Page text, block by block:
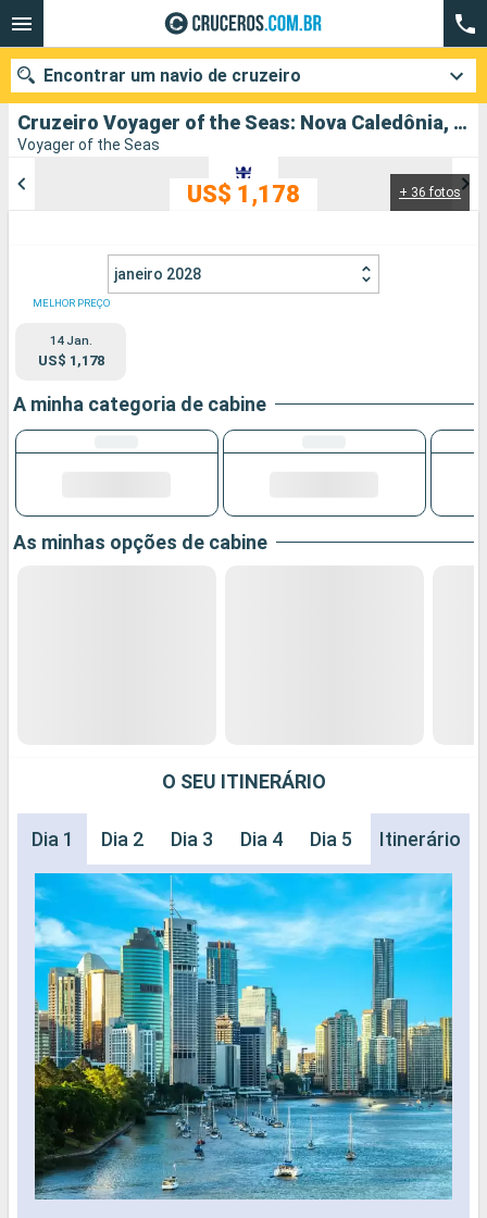
Cruzeiro Voyager of the Seas: Nova Caledônia, Austrália partindo de Brisbane
Voyager of the Seas
+ 36 fotos
US$ 1,178
janeiro 2028
MELHOR PREÇO
14 Jan.
US$ 1,178
A minha categoria de cabine
As minhas opções de cabine
O SEU ITINERÁRIO
Dia 1 Dia 2 Dia 3 Dia 4 Dia 5 Dia 6 Dia
Itinerário
Encontrar um navio de cruzeiro
Cidades Companhias